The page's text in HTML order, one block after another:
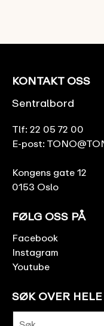
KONTAKT OSS
Sentralbord
Tlf: 22 05 72 00
E-post:
Kongens gate 12
0153 Oslo
FØLG OSS PÅ
Facebook
Instagram
Youtube
SØK OVER